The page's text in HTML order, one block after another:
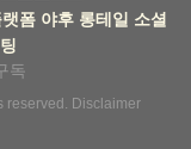
폼 야후 롱테일 소셜
독
reserved. Disclaimer